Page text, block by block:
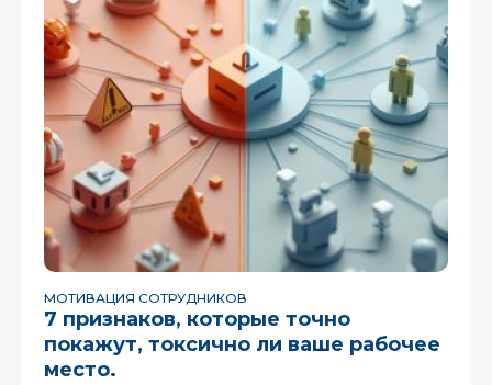
МОТИВАЦИЯ СОТРУДНИКОВ
7 признаков, которые точно
покажут, токсично ли ваше рабочее
место.